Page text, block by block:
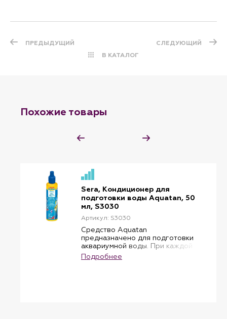
ПРЕДЫДУЩИЙ
В КАТАЛОГ
СЛЕДУЮЩИЙ
Похожие товары
Sera, Кондиционер для
подготовки воды Aquatan, 50
мл, S3030
Артикул: S3030
Средство Aquatan
предназначено для подготовки
аквариумной воды. При каждой
подмене воды в аквариум могут
попасть такие токсичные
Подробнее